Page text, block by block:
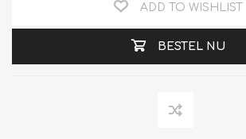
ADD TO WISHLIST
BESTEL NU